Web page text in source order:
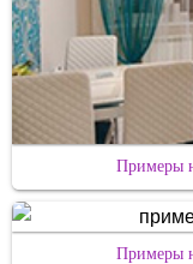
Примеры
Примеры